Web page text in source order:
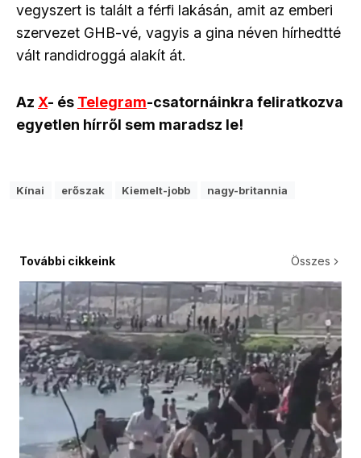
vegyszert is talált a férfi lakásán, amit az emberi
szervezet GHB-vé, vagyis a gina néven hírhedtté
vált randidroggá alakít át.
Az X- és Telegram-csatornáinkra feliratkozva
egyetlen hírről sem maradsz le!
Kínai erőszak Kiemelt-jobb nagy-britannia
További cikkeink Összes